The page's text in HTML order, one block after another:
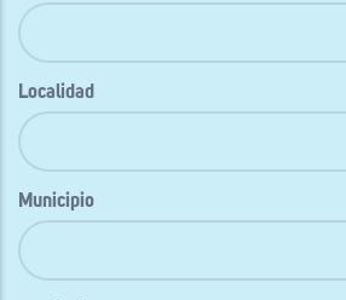
Localidad
Municipio